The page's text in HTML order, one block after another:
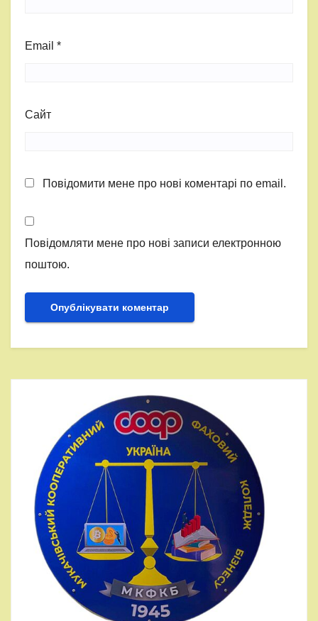
Email *
Сайт
Повідомити мене про нові коментарі по email.
Повідомляти мене про нові записи електронною
поштою.